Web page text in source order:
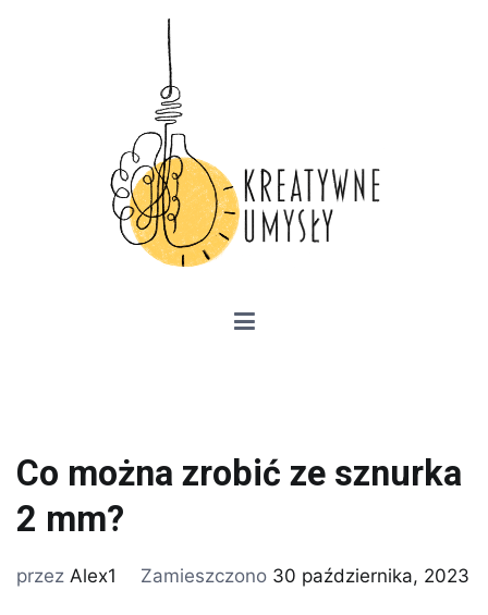
przedsiębiorczość, kariera zawodowa,
Co można zrobić ze sznurka
2 mm?
przez Alex1 Zamieszczono 30 października, 2023